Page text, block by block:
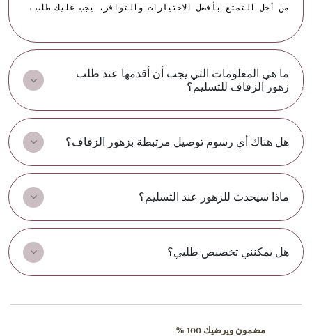
من أجل التمتع بأفضل الاختيارات والتوافر، يجب عليك طلب زهور
ما هي المعلومات التي يجب أن أقدمها عند طلب
زهور الزفاف للتسليم؟
هل هناك أي رسوم توصيل مرتبطة بزهور الزفاف؟
ماذا سيحدث للزهور عند التسليم؟
هل يمكنني تخصيص طلبي؟
مضمون ويرضيك 100 %